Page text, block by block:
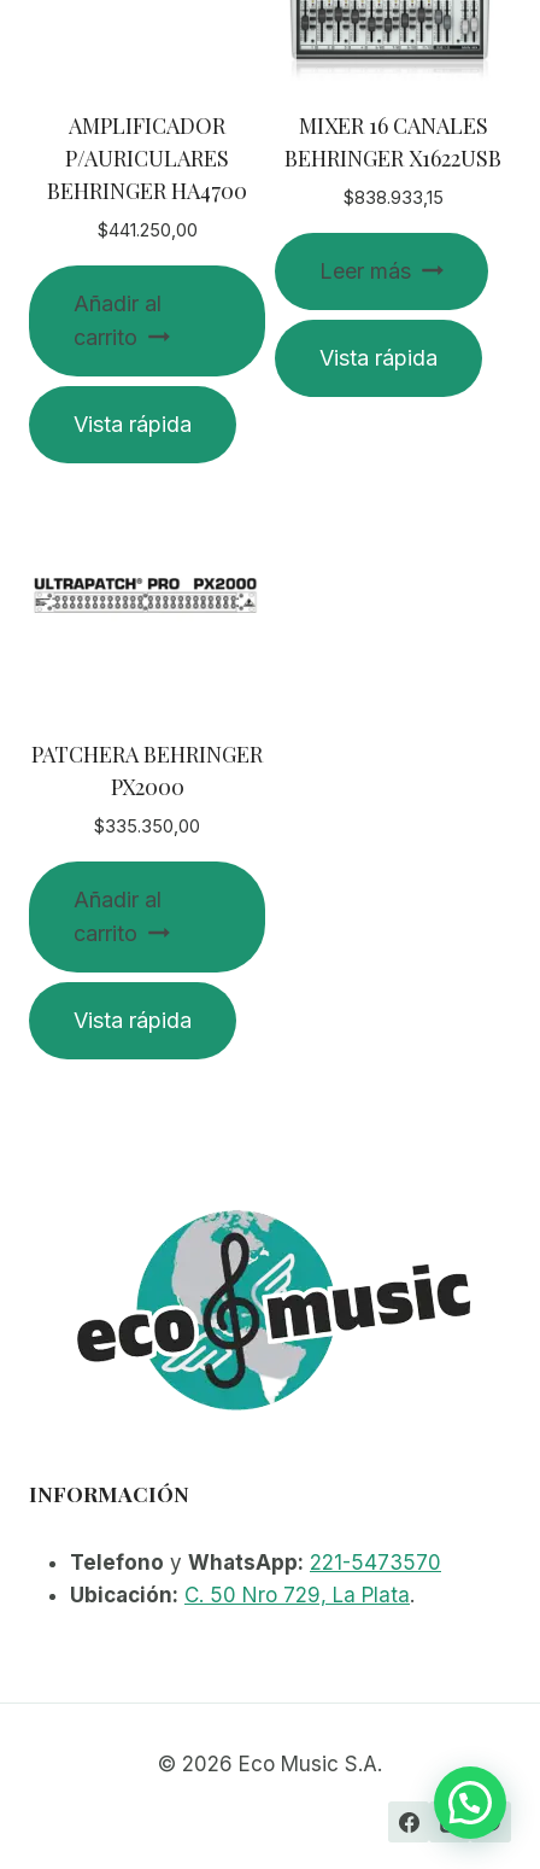
AMPLIFICADOR
P/AURICULARES
BEHRINGER HA4700
$441.250,00
Añadir al
carrito
Vista rápida
MIXER 16 CANALES
BEHRINGER X1622USB
$838.933,15
Leer más
Vista rápida
PATCHERA BEHRINGER
PX2000
$335.350,00
Añadir al
carrito
Vista rápida
INFORMACIÓN
Telefono y WhatsApp: 221-5473570
Ubicación: C. 50 Nro 729, La Plata.
© 2026 Eco Music S.A.